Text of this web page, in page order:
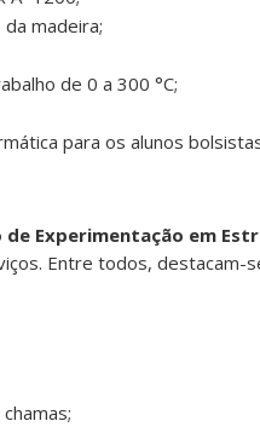
madeira;
de 0 a 300 °C;
para os alunos
Experimentação em
Entre todos, destacam-